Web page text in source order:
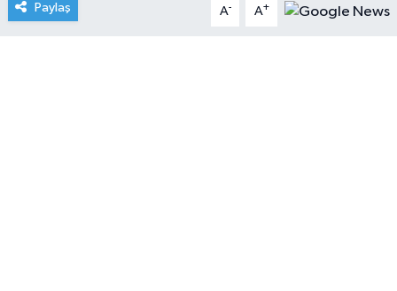
Paylaş A- A+